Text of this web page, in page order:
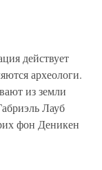
действует
археологи.
из земли
Лауб
фон Деникен